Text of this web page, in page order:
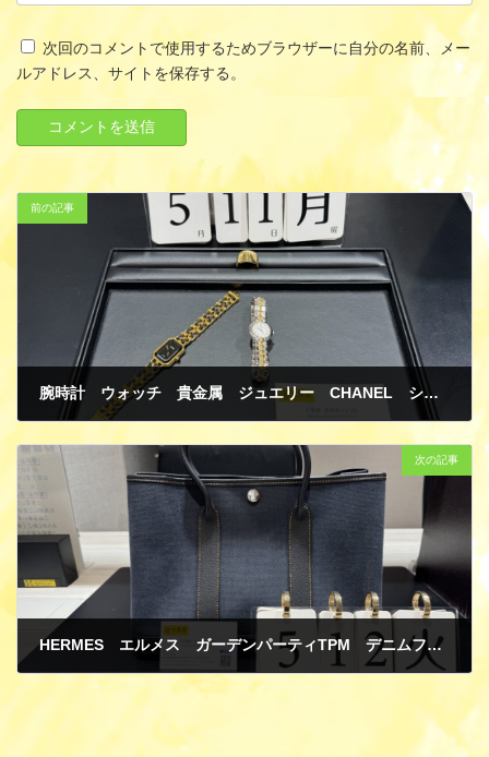
次回のコメントで使用するためブラウザーに自分の名前、メー
ルアドレス、サイトを保存する。
前の記事
腕時計 ウォッチ 貴金属 ジュエリー CHANEL シャネル プルミエール Lサイズ GP/革 Ungaro GP/SS リング 指輪 K18 イエローゴールド 買取
次の記事
HERMES エルメス ガーデンパーティTPM デニムフォンセ トワルアッシュ/ブッフルスキッパー トートバッグ 買取